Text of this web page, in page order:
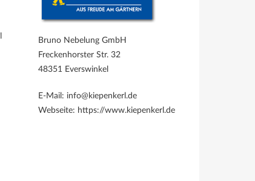
Bruno Nebelung GmbH
Freckenhorster Str. 32
48351 Everswinkel
E-Mail: info@kiepenkerl.de
Webseite: https://www.kiepenkerl.de